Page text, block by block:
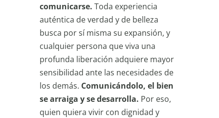
comunicarse. Toda experiencia
auténtica de verdad y de belleza
busca por sí misma su expansión, y
cualquier persona que viva una
profunda liberación adquiere mayor
sensibilidad ante las necesidades de
los demás. Comunicándolo, el bien
se arraiga y se desarrolla. Por eso,
quien quiera vivir con dignidad y